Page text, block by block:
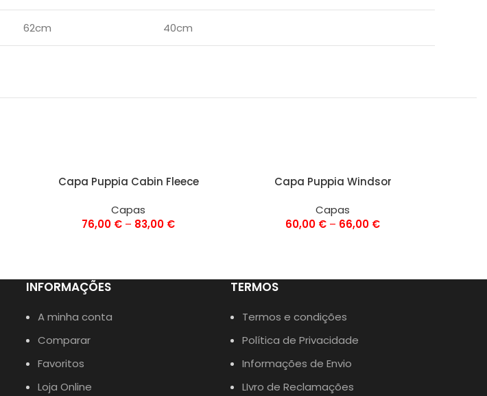
62cm 40cm
VER OPÇÕES
Capa Puppia Cabin Fleece
Capas
76,00 € – 83,00 €
VER OPÇÕESCapa Puppia Windsor
Capas
60,00 € – 66,00 €
INFORMAÇÕES
A minha conta
Comparar
Favoritos
Loja Online
TERMOS
Termos e condições
Política de Privacidade
Informações de Envio
LIvro de Reclamações